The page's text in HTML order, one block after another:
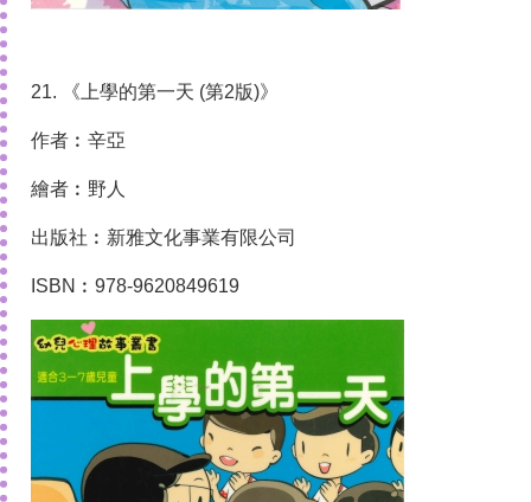
21. 《上學的第一天 (第2版)》
作者︰辛亞
繪者︰野人
出版社︰新雅文化事業有限公司
ISBN︰978-9620849619